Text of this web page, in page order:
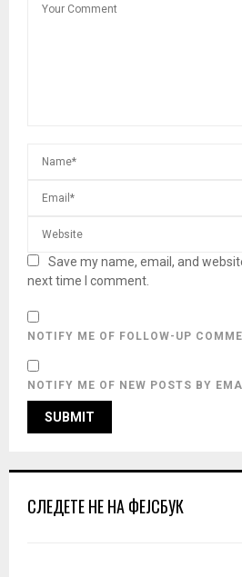
Save my name, email, and
next time I comment.
NOTIFY ME OF FOLLOW-UP
NOTIFY ME OF NEW POSTS BY
СЛЕДЕТЕ НЕ НА ФЕЈСБУК